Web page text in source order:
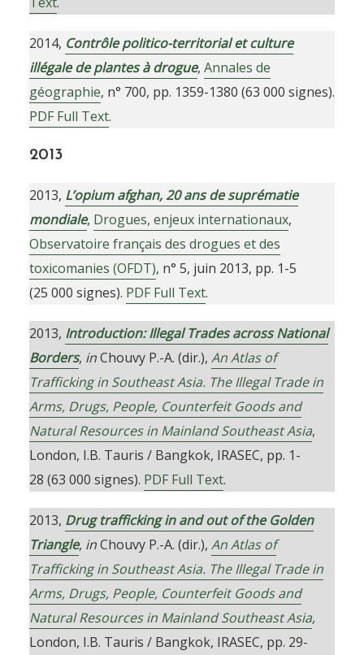
2014, Contrôle politico-territorial et culture
illégale de plantes à drogue, Annales de
géographie, n° 700, pp. 1359-1380 (63 000 signes).
PDF Full Text.
2013
2013, L’opium afghan, 20 ans de suprématie
mondiale, Drogues, enjeux internationaux,
Observatoire français des drogues et des
toxicomanies (OFDT), n° 5, juin 2013, pp. 1-5
(25 000 signes). PDF Full Text.
2013, Introduction: Illegal Trades across National
Borders, inChouvy P.-A. (dir.), An Atlas of
Trafficking in Southeast Asia. The Illegal Trade in
Arms, Drugs, People, Counterfeit Goods and
Natural Resources in Mainland Southeast Asia,
London, I.B. Tauris / Bangkok, IRASEC, pp. 1-
28 (63 000 signes). PDF Full Text.
2013, Drug trafficking in and out of the Golden
Triangle, inChouvy P.-A. (dir.), An Atlas of
Trafficking in Southeast Asia. The Illegal Trade in
Arms, Drugs, People, Counterfeit Goods and
Natural Resources in Mainland Southeast Asia,
London, I.B. Tauris / Bangkok, IRASEC, pp. 29-